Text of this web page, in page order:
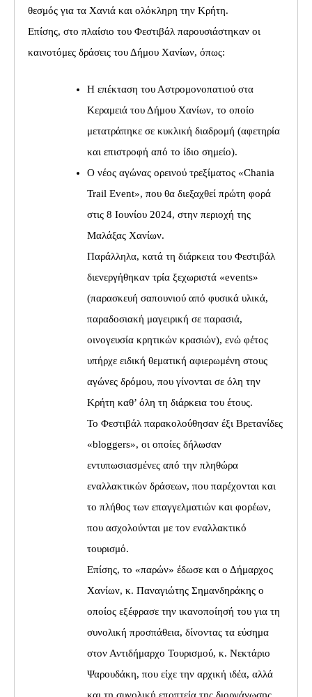
θεσμός για τα Χανιά και ολόκληρη την Κρήτη.
Επίσης, στο πλαίσιο του Φεστιβάλ παρουσιάστηκαν οι
καινοτόμες δράσεις του Δήμου Χανίων, όπως:
Η επέκταση του Αστρομονοπατιού στα
Κεραμειά του Δήμου Χανίων, το οποίο
μετατράπηκε σε κυκλική διαδρομή (αφετηρία
και επιστροφή από το ίδιο σημείο).
Ο νέος αγώνας ορεινού τρεξίματος «Chania
Trail Event», που θα διεξαχθεί πρώτη φορά
στις 8 Ιουνίου 2024, στην περιοχή της
Μαλάξας Χανίων.
Παράλληλα, κατά τη διάρκεια του Φεστιβάλ
διενεργήθηκαν τρία ξεχωριστά «events»
(παρασκευή σαπουνιού από φυσικά υλικά,
παραδοσιακή μαγειρική σε παρασιά,
οινογευσία κρητικών κρασιών), ενώ φέτος
υπήρχε ειδική θεματική αφιερωμένη στους
αγώνες δρόμου, που γίνονται σε όλη την
Κρήτη καθ’ όλη τη διάρκεια του έτους.
Το Φεστιβάλ παρακολούθησαν έξι Βρετανίδες
«bloggers», οι οποίες δήλωσαν
εντυπωσιασμένες από την πληθώρα
εναλλακτικών δράσεων, που παρέχονται και
το πλήθος των επαγγελματιών και φορέων,
που ασχολούνται με τον εναλλακτικό
τουρισμό.
Επίσης, το «παρών» έδωσε και ο Δήμαρχος
Χανίων, κ. Παναγιώτης Σημανδηράκης ο
οποίος εξέφρασε την ικανοποίησή του για τη
συνολική προσπάθεια, δίνοντας τα εύσημα
στον Αντιδήμαρχο Τουρισμού, κ. Νεκτάριο
Ψαρουδάκη, που είχε την αρχική ιδέα, αλλά